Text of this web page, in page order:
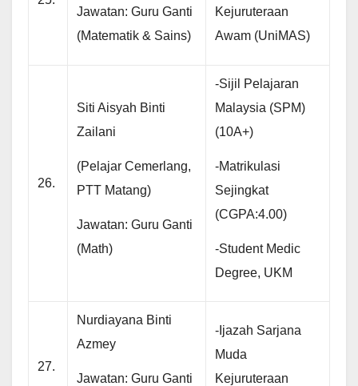
Jawatan: Guru Ganti
(Matematik & Sains)
Kejuruteraan
Awam (UniMAS)
26.
Siti Aisyah Binti
Zailani
(Pelajar Cemerlang,
PTT Matang)
Jawatan: Guru Ganti
(Math)
-Sijil Pelajaran
Malaysia (SPM)
(10A+)
-Matrikulasi
Sejingkat
(CGPA:4.00)
-Student Medic
Degree, UKM
27.
Nurdiayana Binti
Azmey
Jawatan: Guru Ganti
-Ijazah Sarjana
Muda
Kejuruteraan